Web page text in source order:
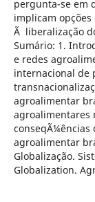
pergunta-se em
implicam
Ã liberalização
Sumário: 1.
e redes
internacional de
agroalimentar
agroalimentares
conseqÃ¼ências
agroalimentar
Globalização.
Globalization.